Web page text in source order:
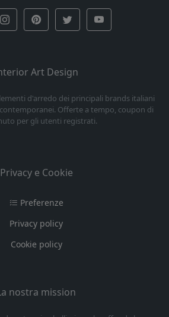
Art Design
d'arredo dei principali brands italiani
Offerte a tempo, coupon di
per gli utenti registrati.
Privacy e Cookie
Preferenze
Privacy policy
Cookie policy
nostra mission